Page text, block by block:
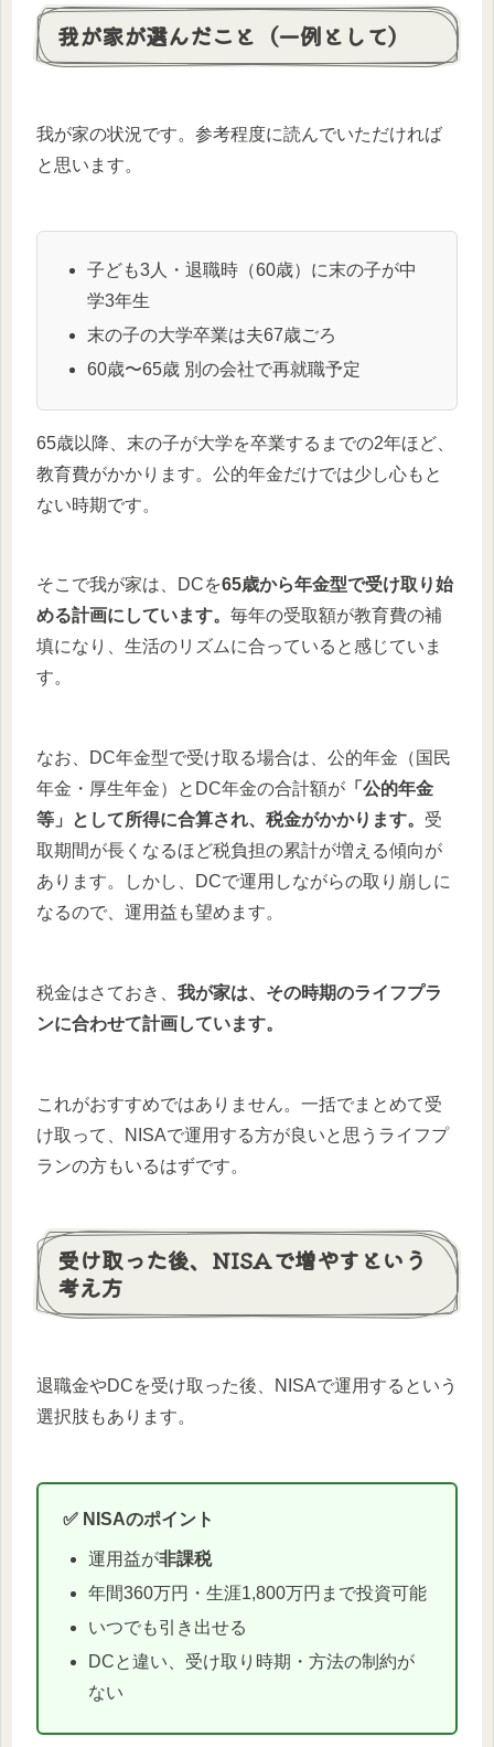
我が家が選んだこと（一例として）
我が家の状況です。参考程度に読んでいただければ
と思います。
子ども3人・退職時（60歳）に末の子が中
学3年生
末の子の大学卒業は夫67歳ごろ
60歳〜65歳 別の会社で再就職予定
65歳以降、末の子が大学を卒業するまでの2年ほど、
教育費がかかります。公的年金だけでは少し心もと
ない時期です。
そこで我が家は、DCを65歳から年金型で受け取り始
める計画にしています。 毎年の受取額が教育費の補
填になり、生活のリズムに合っていると感じていま
す。
なお、DC年金型で受け取る場合は、公的年金（国民
年金・厚生年金）とDC年金の合計額が 「公的年金
等」として所得に合算され、税金がかかります。 受
取期間が長くなるほど税負担の累計が増える傾向が
あります。しかし、DCで運用しながらの取り崩しに
なるので、運用益も望めます。
税金はさておき、 我が家は、その時期のライフプラ
ンに合わせて計画しています。
これがおすすめではありません。一括でまとめて受
け取って、NISAで運用する方が良いと思うライフプ
ランの方もいるはずです。
受け取った後、NISAで増やすという
考え方
退職金やDCを受け取った後、NISAで運用するという
選択肢もあります。
✅ NISAのポイント
運用益が非課税
年間360万円・生涯1,800万円まで投資可能
いつでも引き出せる
DCと違い、受け取り時期・方法の制約が
ない